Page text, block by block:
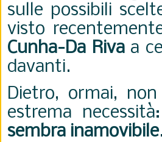
sulle possibili
visto
Cunha-Da Rivaa
davanti.
Dietro, ormai,
estrema necessità:
sembra inamovibile.